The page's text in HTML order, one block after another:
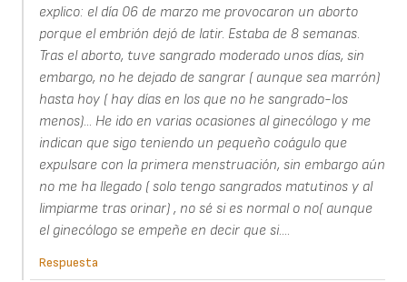
explico: el día 06 de marzo me provocaron un aborto
porque el embrión dejó de latir. Estaba de 8 semanas.
Tras el aborto, tuve sangrado moderado unos días, sin
embargo, no he dejado de sangrar ( aunque sea marrón)
hasta hoy ( hay días en los que no he sangrado-los
menos)... He ido en varias ocasiones al ginecólogo y me
indican que sigo teniendo un pequeño coágulo que
expulsare con la primera menstruación, sin embargo aún
no me ha llegado ( solo tengo sangrados matutinos y al
limpiarme tras orinar) , no sé si es normal o no( aunque
el ginecólogo se empeñe en decir que si....
Respuesta